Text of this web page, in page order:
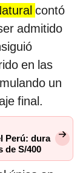
contó
admitido
en las
un
final.
Perú: dura
de S/400